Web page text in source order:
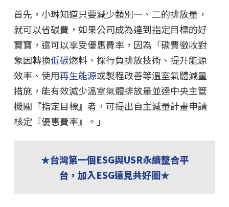
首先，小琳知道只要減少類別一、二的排放量，
就可以省碳費，如果公司成為達到指定目標的好
寶寶，還可以享受優惠費率，因為「碳費徵收對
象因轉換低碳燃料、採行負排放技術、提升能源
效率、使用再生能源或製程改善等溫室氣體減量
措施，能有效減少溫室氣體排放量並達中央主管
機關『指定目標』者，可提出自主減量計畫申請
核定『優惠費率』。」
★台灣第一個ESG與USR永續整合平
台，加入ESG遠見共好圈★